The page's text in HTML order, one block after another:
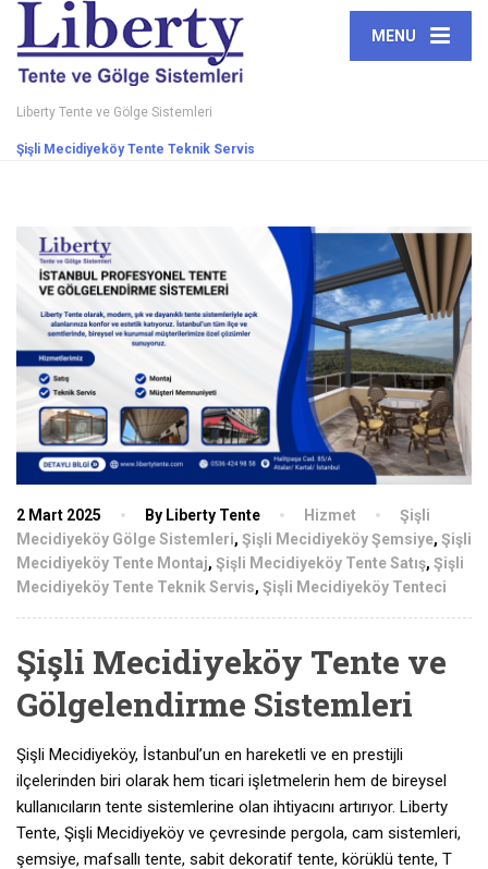
MENU
Liberty Tente ve Gölge Sistemleri
Şişli Mecidiyeköy Tente Teknik Servis
2 Mart 2025 By Liberty Tente Hizmet
Şişli
Mecidiyeköy Gölge Sistemleri, Şişli Mecidiyeköy Şemsiye, Şişli
Mecidiyeköy Tente Montaj, Şişli Mecidiyeköy Tente Satış, Şişli
Mecidiyeköy Tente Teknik Servis, Şişli Mecidiyeköy Tenteci
Şişli Mecidiyeköy Tente ve
Gölgelendirme Sistemleri
Şişli Mecidiyeköy, İstanbul’un en hareketli ve en prestijli
ilçelerinden biri olarak hem ticari işletmelerin hem de bireysel
kullanıcıların tente sistemlerine olan ihtiyacını artırıyor. Liberty
Tente, Şişli Mecidiyeköy ve çevresinde pergola, cam sistemleri,
şemsiye, mafsallı tente, sabit dekoratif tente, körüklü tente, T